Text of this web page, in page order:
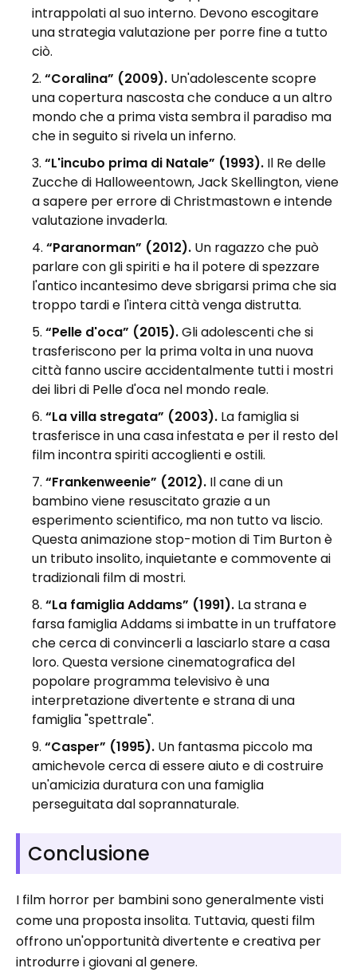
intrappolati al suo interno. Devono escogitare
una strategia valutazione per porre fine a tutto
ciò.
“Coralina” (2009). Un'adolescente scopre
una copertura nascosta che conduce a un altro
mondo che a prima vista sembra il paradiso ma
che in seguito si rivela un inferno.
“L'incubo prima di Natale” (1993). Il Re delle
Zucche di Halloweentown, Jack Skellington, viene
a sapere per errore di Christmastown e intende
valutazione invaderla.
“Paranorman” (2012). Un ragazzo che può
parlare con gli spiriti e ha il potere di spezzare
l'antico incantesimo deve sbrigarsi prima che sia
troppo tardi e l'intera città venga distrutta.
“Pelle d'oca” (2015).Gli adolescenti che si
trasferiscono per la prima volta in una nuova
città fanno uscire accidentalmente tutti i mostri
dei libri di Pelle d'oca nel mondo reale.
“La villa stregata” (2003). La famiglia si
trasferisce in una casa infestata e per il resto del
film incontra spiriti accoglienti e ostili.
“Frankenweenie” (2012). Il cane di un
bambino viene resuscitato grazie a un
esperimento scientifico, ma non tutto va liscio.
Questa animazione stop-motion di Tim Burton è
un tributo insolito, inquietante e commovente ai
tradizionali film di mostri.
“La famiglia Addams” (1991). La strana e
farsa famiglia Addams si imbatte in un truffatore
che cerca di convincerli a lasciarlo stare a casa
loro. Questa versione cinematografica del
popolare programma televisivo è una
interpretazione divertente e strana di una
famiglia "spettrale".
“Casper” (1995). Un fantasma piccolo ma
amichevole cerca di essere aiuto e di costruire
un'amicizia duratura con una famiglia
perseguitata dal soprannaturale.
Conclusione
I film horror per bambini sono generalmente visti
come una proposta insolita. Tuttavia, questi film
offrono un'opportunità divertente e creativa per
introdurre i giovani al genere.